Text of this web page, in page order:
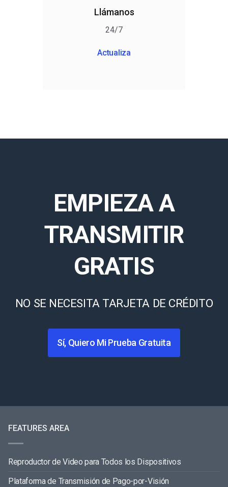
Llámanos
24/7
Actualiza
EMPIEZA A
TRANSMITIR
GRATIS
NO SE NECESITA TARJETA DE CRÉDITO
Sí, Quiero Mi Prueba Gratuita
FEATURES AREA
Reproductor de Video para Todos los Dispositivos
Plataforma de Transmisión de Pago-por-Visión